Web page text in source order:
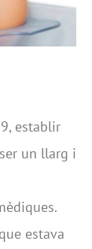
establir
un llarg i
estava